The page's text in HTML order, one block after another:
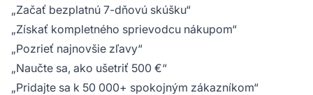
„Začať bezplatnú 7-dňovú skúšku“
„Získať kompletného sprievodcu nákupom“
„Pozrieť najnovšie zľavy“
„Naučte sa, ako ušetriť 500 €“
„Pridajte sa k 50 000+ spokojným zákazníkom“